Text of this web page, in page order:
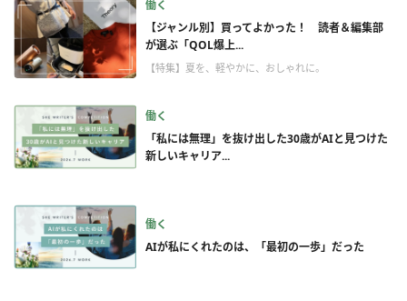
働く
【ジャンル別】買ってよかった！ 読者＆編集部
が選ぶ「QOL爆上...
【特集】夏を、軽やかに、おしゃれに。
働く
「私には無理」を抜け出した30歳がAIと見つけた
新しいキャリア...
働く
AIが私にくれたのは、「最初の一歩」だった